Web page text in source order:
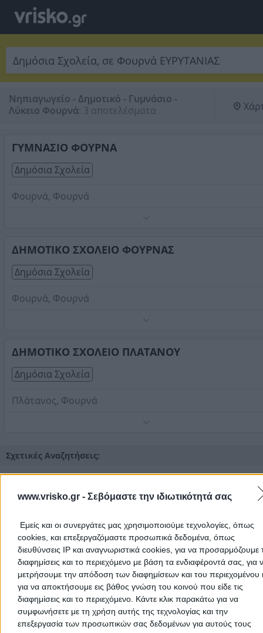
www.vrisko.gr - Σεβόμαστε την ιδιωτικότητά σας
Εμείς και οι συνεργάτες μας χρησιμοποιούμε τεχνολογίες, όπως
cookies, και επεξεργαζόμαστε προσωπικά δεδομένα, όπως
διευθύνσεις IP και αναγνωριστικά cookies, για να προσαρμόζουμε
διαφημίσεις και το περιεχόμενο με βάση τα ενδιαφέροντά σας, για
μετρήσουμε την απόδοση των διαφημίσεων και του περιεχομένου
για να αποκτήσουμε εις βάθος γνώση του κοινού που είδε τις
διαφημίσεις και το περιεχόμενο. Κάντε κλικ παρακάτω για να
συμφωνήσετε με τη χρήση αυτής της τεχνολογίας και την
επεξεργασία των προσωπικών σας δεδομένων για αυτούς τους
Νηπιαγωγείο - Δημοτικό - Γυμνάσιο -
Λύκειο Φουρνά: 3 αποτελέσματα
ΓΥΜΝΑΣΙΟ ΦΟΥΡΝΑ
Δημόσια Σχολεία
Φουρνά, Φουρνά
ΔΗΜΟΤΙΚΟ ΣΧΟΛΕΙΟ ΦΟΥΡΝΑΣ
Δημόσια Σχολεία
Φουρνά, Φουρνά
ΔΗΜΟΤΙΚΟ ΣΧΟΛΕΙΟ ΠΛΑΤΑΝΟΥ
Δημόσια Σχολεία
Πλάτανος, Φουρνά
Σχετικές Αναζητήσεις:
«Τέρμα τα ψέματα, αρχίζει το σχολείο, πάλι θα λιώσουμε πάνω
Φουρνά ; Όλα! Όλα τα δημόσια σχολεία (Νηπιαγωγεία, Δημοτικά,
Γυμνάσια και Λύκεια) σεΦουρνάβρίσκονται στη λίστα των
σχολείων μας. Η κατηγορία
Δημόσια Σχολεία
του vrisko είναι...
καλός ο μαθητής» στις πληροφορίες των δημόσιων σχολείων σε
Φουρνά.
Δημόσια Σχολεία Ευρυτανίας
Δημόσια Σχολεία